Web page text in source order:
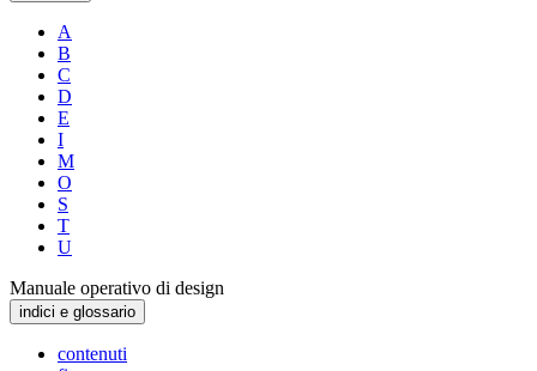
A
B
C
D
E
I
M
O
S
T
U
Manuale operativo di design
indici e glossario
contenuti